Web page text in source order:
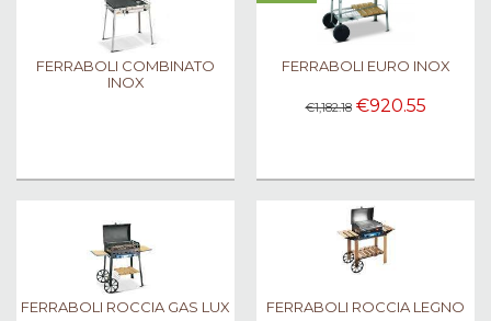
FERRABOLI COMBINATO
INOX
FERRABOLI EURO INOX
€1,182.18€920.55
FERRABOLI ROCCIA GAS LUX FERRABOLI ROCCIA LEGNO